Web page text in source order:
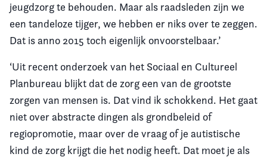
jeugdzorg te behouden. Maar als raadsleden zijn we
een tandeloze tijger, we hebben er niks over te zeggen.
Dat is anno 2015 toch eigenlijk onvoorstelbaar.’
‘Uit recent onderzoek van het Sociaal en Cultureel
Planbureau blijkt dat de zorg een van de grootste
zorgen van mensen is. Dat vind ik schokkend. Het gaat
niet over abstracte dingen als grondbeleid of
regiopromotie, maar over de vraag of je autistische
kind de zorg krijgt die het nodig heeft. Dat moet je als